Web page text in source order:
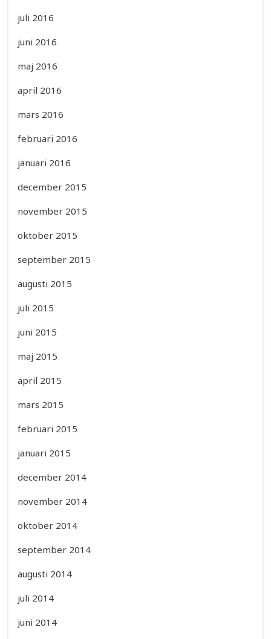
juli 2016
juni 2016
maj 2016
april 2016
mars 2016
februari 2016
januari 2016
december 2015
november 2015
oktober 2015
september 2015
augusti 2015
juli 2015
juni 2015
maj 2015
april 2015
mars 2015
februari 2015
januari 2015
december 2014
november 2014
oktober 2014
september 2014
augusti 2014
juli 2014
juni 2014